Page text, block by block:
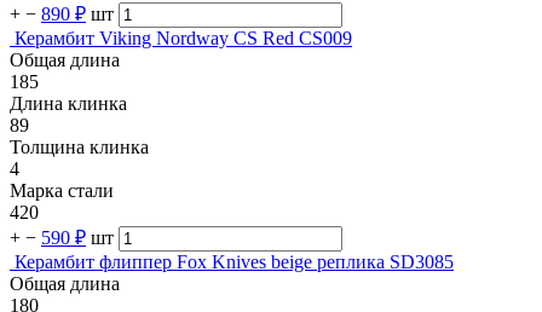
+ − 890 ₽ шт
Керамбит Viking Nordway CS Red CS009
Общая длина
185
Длина клинка
89
Толщина клинка
4
Марка стали
420
+ − 590 ₽ шт
Керамбит флиппер Fox Knives beige реплика SD3085
Общая длина
180